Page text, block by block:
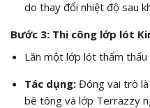
do thay đổi nhiệt độ sau
Bước 3: Thi công lớp lót
Lăn một lớp lót thẩm
Tác dụng:Đóng vai trò là
bê tông và lớp Terrazzy